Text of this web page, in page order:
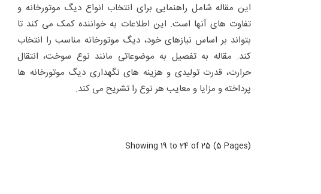
این مقاله شامل راهنمایی برای انتخاب انواع دیگ موتورخانه و
تفاوت های آنها است. این اطلاعات به خواننده کمک می کند تا
بتواند بر اساس نیازهای خود، دیگ موتورخانه مناسب را انتخاب
کند. مقاله به تفصیل به موضوعاتی مانند نوع سوخت، انتقال
حرارت، قدرت تولیدی و هزینه های نگهداری دیگ موتورخانه ها
پرداخته و مزایا و معایب هر نوع را تشریح می کند.
Showing 19 to 24 of 25 (5 Pages)